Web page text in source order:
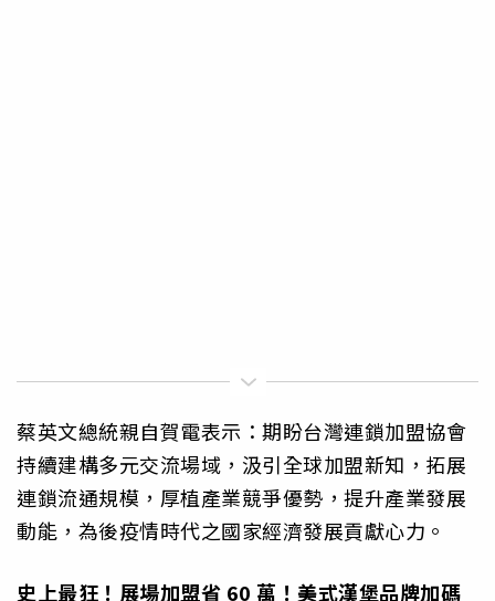
蔡英文總統親自賀電表示：期盼台灣連鎖加盟協會
持續建構多元交流場域，汲引全球加盟新知，拓展
連鎖流通規模，厚植產業競爭優勢，提升產業發展
動能，為後疫情時代之國家經濟發展貢獻心力。
史上最狂！展場加盟省 60 萬！美式漢堡品牌加碼